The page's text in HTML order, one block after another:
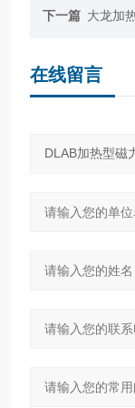
下一篇 大龙加
在线留言